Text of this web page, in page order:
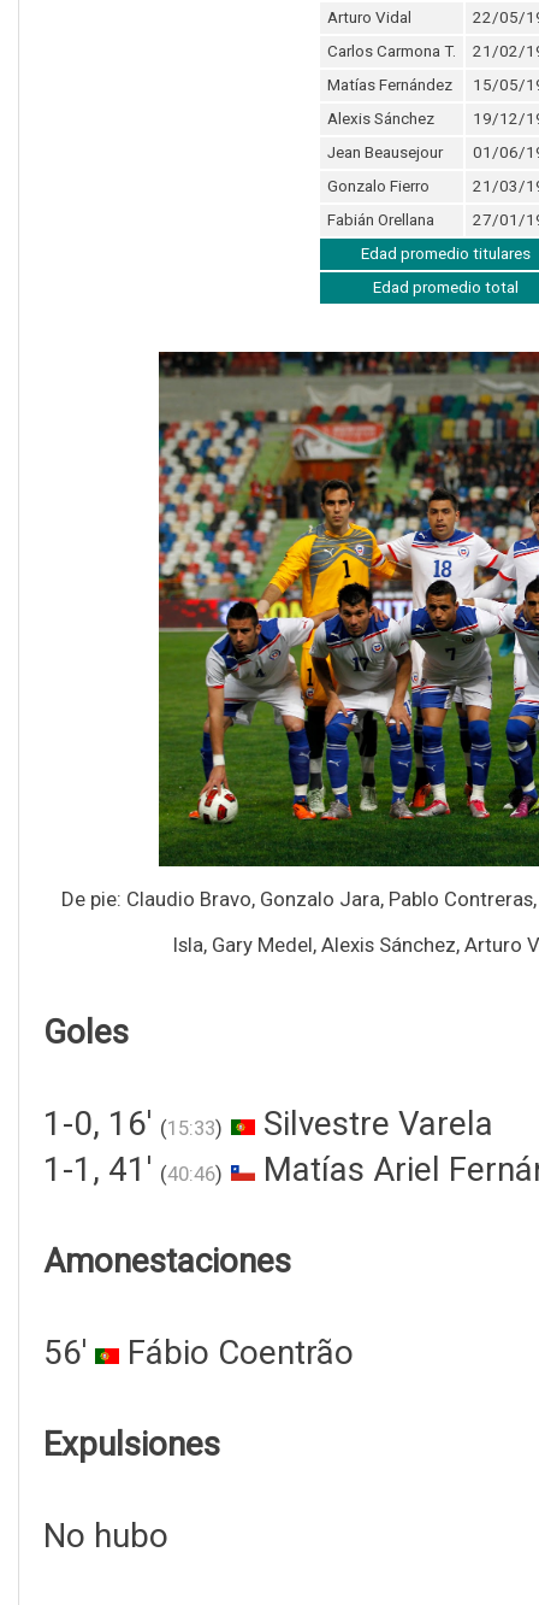
Arturo Vidal
22/05/
Carlos Carmona T.
21/02/
Matías Fernández
15/05/
Alexis Sánchez
19/12/
Jean Beausejour
01/06/
Gonzalo Fierro
21/03/
Fabián Orellana
27/01/
Edad promedio titulares
Edad promedio total
De pie: Claudio Bravo, Gonzalo Jara, Pablo
Isla, Gary Medel, Alexis Sánchez, Arturo
Goles
1-0, 16' (15:33)
Silvestre Varela
1-1, 41' (40:46) Matías Ariel
Amonestaciones
56' Fábio Coentrão
Expulsiones
No hubo